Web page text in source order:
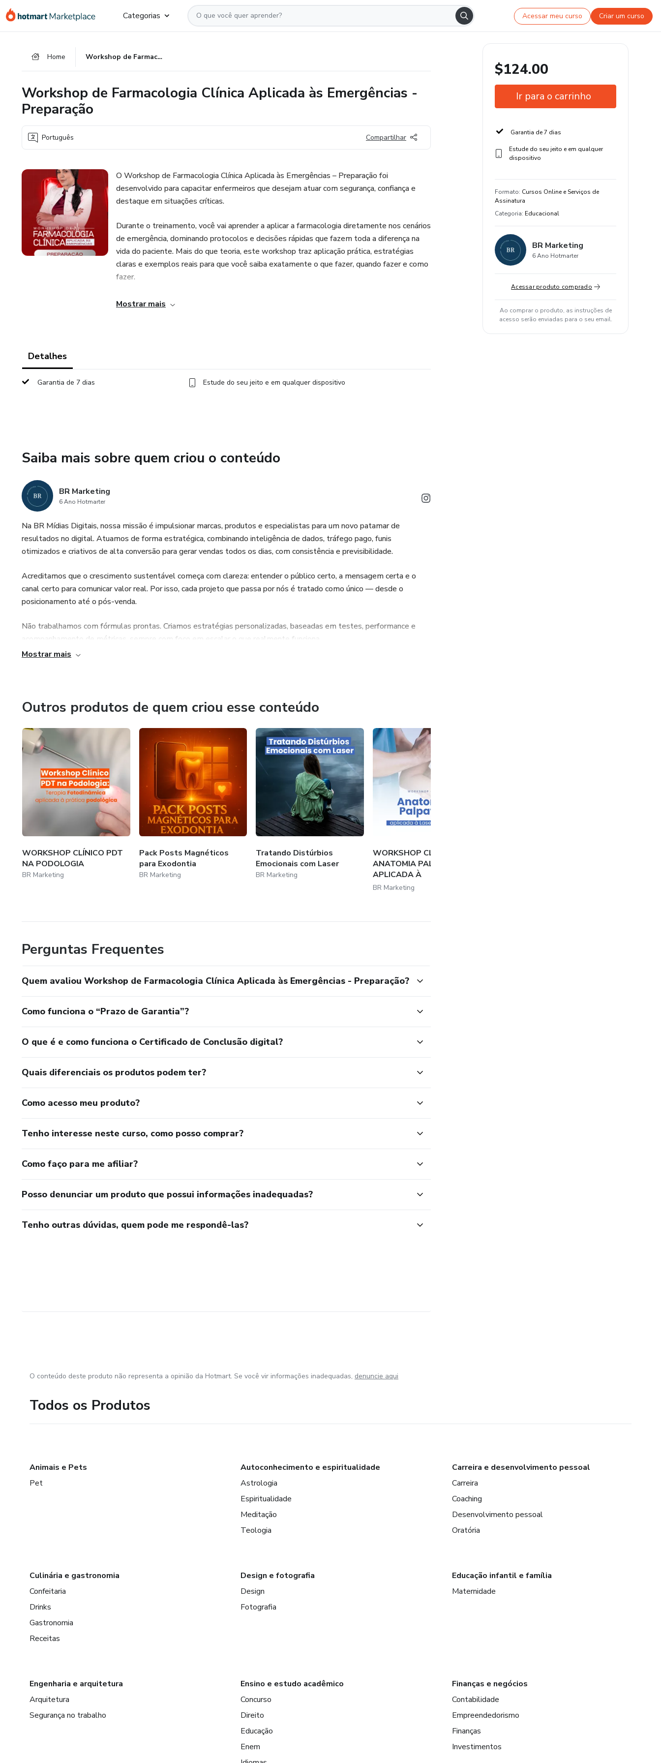
para
para
para
Categorias Acessar meu curso Criar um curso
Home Workshop de Farmacologia Clínica Aplicada às Emergências - Preparação
Workshop de Farmacologia Clínica Aplicada às Emergências -
Preparação
Português Compartilhar
O Workshop de Farmacologia Clínica Aplicada às Emergências – Preparação foi
desenvolvido para capacitar enfermeiros que desejam atuar com segurança, confiança e
destaque em situações críticas.
Durante o treinamento, você vai aprender a aplicar a farmacologia diretamente nos cenários
de emergência, dominando protocolos e decisões rápidas que fazem toda a diferença na
vida do paciente. Mais do que teoria, este workshop traz aplicação prática, estratégias
claras e exemplos reais para que você saiba exatamente o que fazer, quando fazer e como
fazer.
Mostrar mais
Detalhes
Garantia de 7 dias Estude do seu jeito e em qualquer dispositivo
Saiba mais sobre quem criou o conteúdo
BR Marketing
6 Ano Hotmarter
Na BR Mídias Digitais, nossa missão é impulsionar marcas, produtos e especialistas para um novo patamar de
resultados no digital. Atuamos de forma estratégica, combinando inteligência de dados, tráfego pago, funis
otimizados e criativos de alta conversão para gerar vendas todos os dias, com consistência e previsibilidade.
Acreditamos que o crescimento sustentável começa com clareza: entender o público certo, a mensagem certa e o
canal certo para comunicar valor real. Por isso, cada projeto que passa por nós é tratado como único — desde o
posicionamento até o pós-venda.
Não trabalhamos com fórmulas prontas. Criamos estratégias personalizadas, baseadas em testes, performance e
acompanhamento de métricas, sempre com foco em escalar o que realmente funciona.
Mostrar mais
Outros produtos de quem criou esse conteúdo
WORKSHOP CLÍNICO PDT
NA PODOLOGIA
BR Marketing
Pack Posts Magnéticos
para Exodontia
BR Marketing
Tratando Distúrbios
Emocionais com Laser
BR Marketing
WORKSHOP CLÍNICO -
ANATOMIA PALPATÓRIA
APLICADA À
LASERACUPU...
BR Marketing
Perguntas Frequentes
Quem avaliou Workshop de Farmacologia Clínica Aplicada às Emergências - Preparação?
Como funciona o “Prazo de Garantia”?
O que é e como funciona o Certificado de Conclusão digital?
Quais diferenciais os produtos podem ter?
Como acesso meu produto?
Tenho interesse neste curso, como posso comprar?
Como faço para me afiliar?
Posso denunciar um produto que possui informações inadequadas?
Tenho outras dúvidas, quem pode me respondê-las?
$124.00
Ir para o carrinho
Garantia de 7 dias
Estude do seu jeito e em qualquer
dispositivo
Formato: Cursos Online e Serviços de
Assinatura
Categoria: Educacional
BR Marketing
6 Ano Hotmarter
Acessar produto comprado
Ao comprar o produto, as instruções de
acesso serão enviadas para o seu email.
O conteúdo deste produto não representa a opinião da Hotmart. Se você vir informações inadequadas, denuncie aqui
Todos os Produtos
Animais e Pets
Pet
Autoconhecimento e espiritualidade
Astrologia
Espiritualidade
Meditação
Teologia
Carreira e desenvolvimento pessoal
Carreira
Coaching
Desenvolvimento pessoal
Oratória
Culinária e gastronomia
Confeitaria
Drinks
Gastronomia
Receitas
Design e fotografia
Design
Fotografia
Educação infantil e família
Maternidade
Engenharia e arquitetura
Arquitetura
Segurança no trabalho
Ensino e estudo acadêmico
Concurso
Direito
Educação
Enem
Finanças e negócios
Contabilidade
Empreendedorismo
Finanças
Investimentos